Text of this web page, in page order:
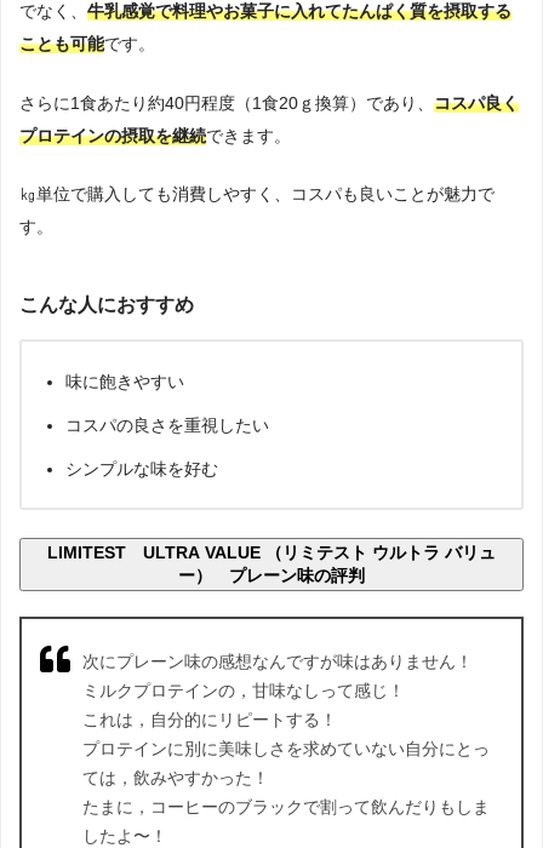
でなく、 牛乳感覚で料理やお菓子に入れてたんぱく質を摂取する
ことも可能です。
さらに1食あたり約40円程度（1食20ｇ換算）であり、 コスパ良く
プロテインの摂取を継続できます。
㎏単位で購入しても消費しやすく、コスパも良いことが魅力で
す。
こんな人におすすめ
味に飽きやすい
コスパの良さを重視したい
シンプルな味を好む
LIMITEST ULTRA VALUE （リミテスト ウルトラ バリュ
ー） プレーン味の評判
次にプレーン味の感想なんですが味はありません！
ミルクプロテインの，甘味なしって感じ！
これは，自分的にリピートする！
プロテインに別に美味しさを求めていない自分にとっ
ては，飲みやすかった！
たまに，コーヒーのブラックで割って飲んだりもしま
したよ〜！